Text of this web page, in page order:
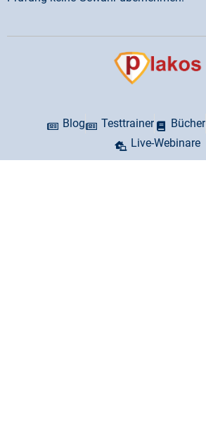
Blog Testtrainer Bücher
Live-Webinare